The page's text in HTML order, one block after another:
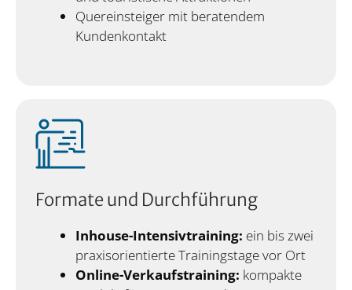
Quereinsteiger mit beratendem
Kundenkontakt
Formate und Durchführung
Inhouse-Intensivtraining: ein bis zwei
praxisorientierte Trainingstage vor Ort
Online-Verkaufstraining: kompakte